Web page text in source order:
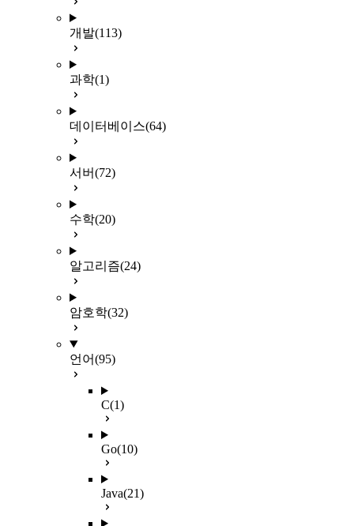
개발(113)
과학(1)
데이터베이스(64)
서버(72)
수학(20)
알고리즘(24)
암호학(32)
언어(95)
C(1)
Go(10)
Java(21)